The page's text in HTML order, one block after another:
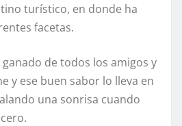
turístico, en donde ha
facetas.
de todos los amigos y
y ese buen sabor lo lleva en
una sonrisa cuando